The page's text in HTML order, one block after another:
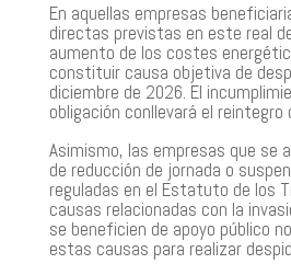
En aquellas empresas
directas previstas en este real
aumento de los costes
constituir causa objetiva de
diciembre de 2026. El
obligación conllevará el reintegro
Asimismo, las empresas que se
de reducción de jornada o
reguladas en el Estatuto de los
causas relacionadas con la
se beneficien de apoyo público
estas causas para realizar